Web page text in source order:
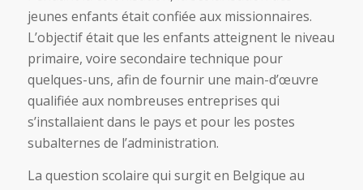
jeunes enfants était confiée aux missionnaires.
L’objectif était que les enfants atteignent le niveau
primaire, voire secondaire technique pour
quelques-uns, afin de fournir une main-d’œuvre
qualifiée aux nombreuses entreprises qui
s’installaient dans le pays et pour les postes
subalternes de l’administration.
La question scolaire qui surgit en Belgique au